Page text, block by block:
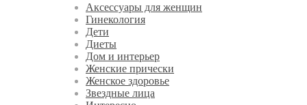
Аксессуары для женщин
Гинекология
Дети
Диеты
Дом и интерьер
Женские прически
Женское здоровье
Звездные лица